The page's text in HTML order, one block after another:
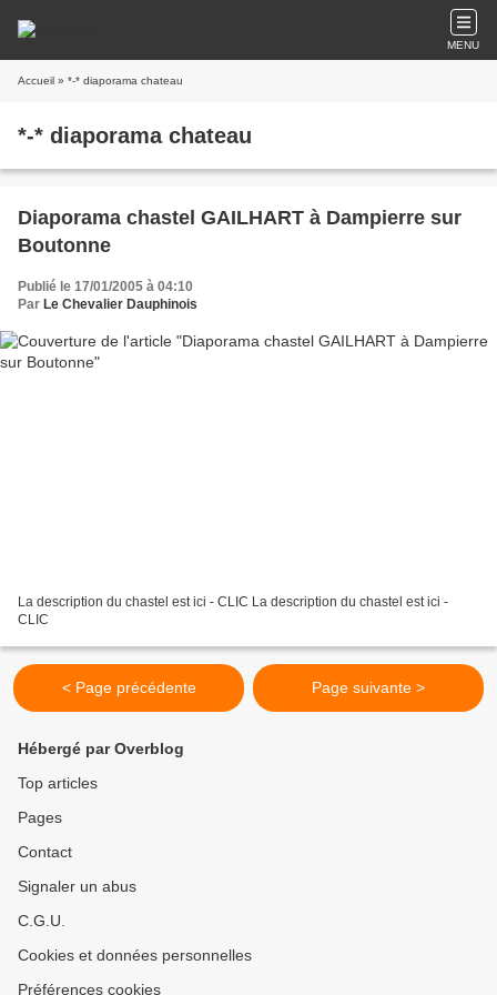
MENU
Accueil » *-* diaporama chateau
*-* diaporama chateau
Diaporama chastel GAILHART à Dampierre sur
Boutonne
Publié le 17/01/2005 à 04:10
Par Le Chevalier Dauphinois
La description du chastel est ici - CLIC La description du chastel est ici -
CLIC
< Page précédente Page suivante >
Hébergé par Overblog
Top articles
Pages
Contact
Signaler un abus
C.G.U.
Cookies et données personnelles
Préférences cookies